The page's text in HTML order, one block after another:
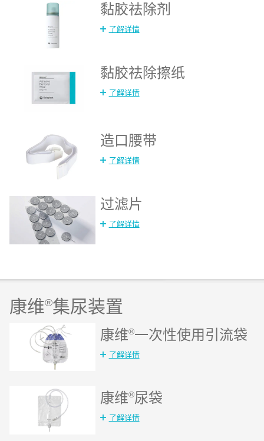
黏胶祛除剂
了解详情
黏胶祛除擦纸
了解详情
造口腰带
了解详情
过滤片
了解详情
康维®集尿装置
康维®一次性使用引流袋
了解详情
康维®尿袋
了解详情